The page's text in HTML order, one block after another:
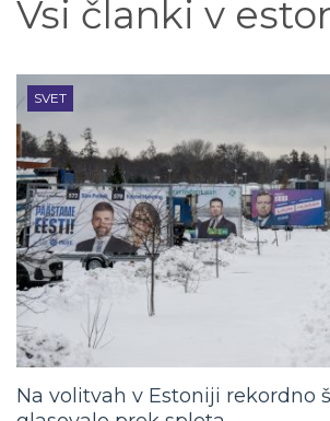
Vsi članki v
SVET
Na volitvah v Estoniji rekordno